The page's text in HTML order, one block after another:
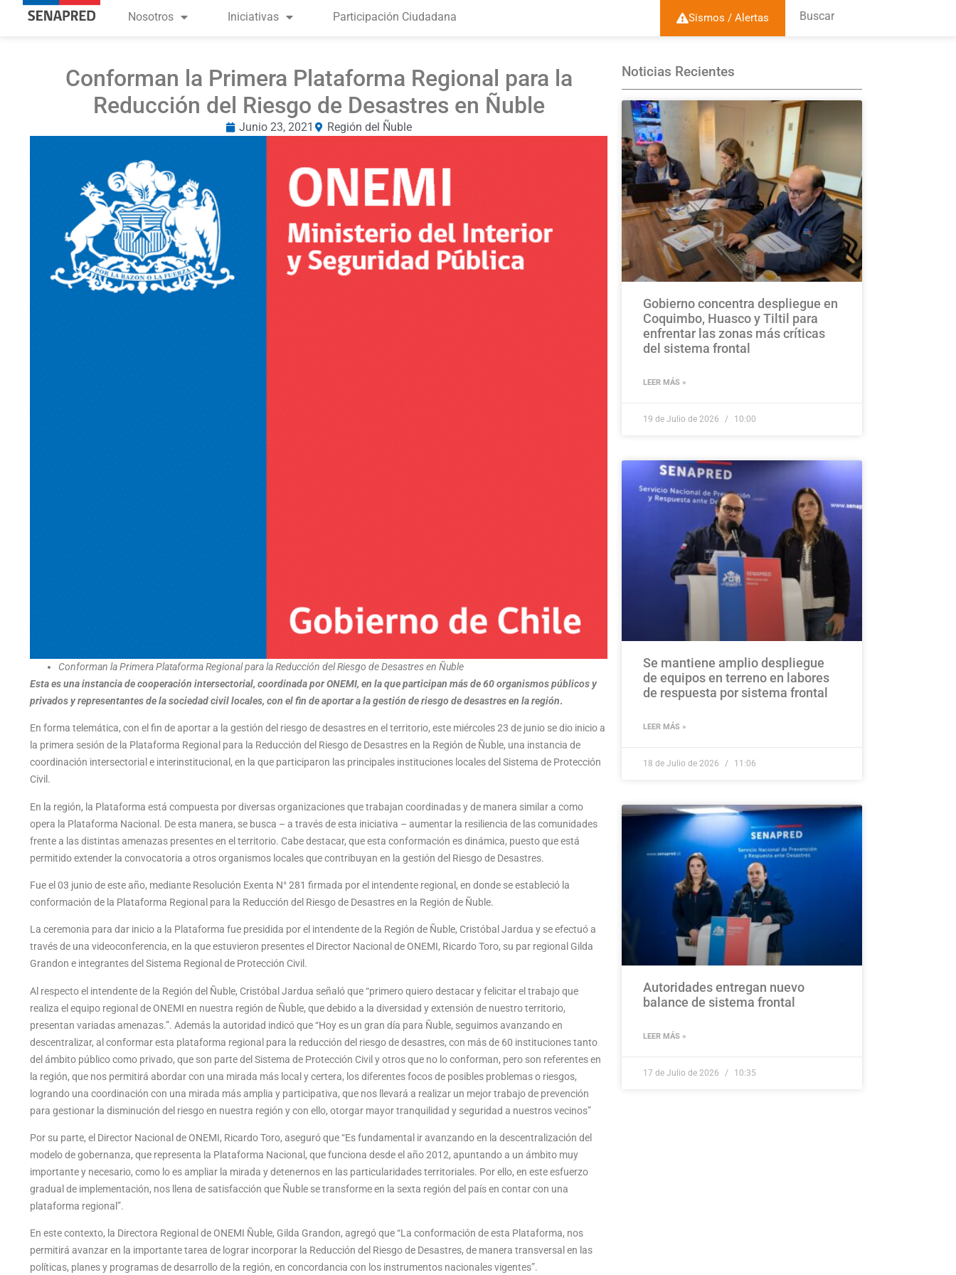
Nosotros Iniciativas Participación Ciudadana Sismos / Alertas Buscar
Conforman la Primera Plataforma Regional para la
Reducción del Riesgo de Desastres en Ñuble
Junio 23, 2021 Región del Ñuble
Conforman la Primera Plataforma Regional para la Reducción del Riesgo de Desastres en Ñuble
Esta es una instancia de cooperación intersectorial, coordinada por ONEMI, en la que participan más de 60 organismos públicos y
privados y representantes de la sociedad civil locales, con el fin de aportar a la gestión de riesgo de desastres en la región.
En forma telemática, con el fin de aportar a la gestión del riesgo de desastres en el territorio, este miércoles 23 de junio se dio inicio a
la primera sesión de la Plataforma Regional para la Reducción del Riesgo de Desastres en la Región de Ñuble, una instancia de
coordinación intersectorial e interinstitucional, en la que participaron las principales instituciones locales del Sistema de Protección
Civil.
En la región, la Plataforma está compuesta por diversas organizaciones que trabajan coordinadas y de manera similar a como
opera la Plataforma Nacional. De esta manera, se busca – a través de esta iniciativa – aumentar la resiliencia de las comunidades
frente a las distintas amenazas presentes en el territorio. Cabe destacar, que esta conformación es dinámica, puesto que está
permitido extender la convocatoria a otros organismos locales que contribuyan en la gestión del Riesgo de Desastres.
Fue el 03 junio de este año, mediante Resolución Exenta N° 281 firmada por el intendente regional, en donde se estableció la
conformación de la Plataforma Regional para la Reducción del Riesgo de Desastres en la Región de Ñuble.
La ceremonia para dar inicio a la Plataforma fue presidida por el intendente de la Región de Ñuble, Cristóbal Jardua y se efectuó a
través de una videoconferencia, en la que estuvieron presentes el Director Nacional de ONEMI, Ricardo Toro, su par regional Gilda
Grandon e integrantes del Sistema Regional de Protección Civil.
Al respecto el intendente de la Región del Ñuble, Cristóbal Jardua señaló que “primero quiero destacar y felicitar el trabajo que
realiza el equipo regional de ONEMI en nuestra región de Ñuble, que debido a la diversidad y extensión de nuestro territorio,
presentan variadas amenazas.”. Además la autoridad indicó que “Hoy es un gran día para Ñuble, seguimos avanzando en
descentralizar, al conformar esta plataforma regional para la reducción del riesgo de desastres, con más de 60 instituciones tanto
del ámbito público como privado, que son parte del Sistema de Protección Civil y otros que no lo conforman, pero son referentes en
la región, que nos permitirá abordar con una mirada más local y certera, los diferentes focos de posibles problemas o riesgos,
logrando una coordinación con una mirada más amplia y participativa, que nos llevará a realizar un mejor trabajo de prevención
para gestionar la disminución del riesgo en nuestra región y con ello, otorgar mayor tranquilidad y seguridad a nuestros vecinos”
Por su parte, el Director Nacional de ONEMI, Ricardo Toro, aseguró que “Es fundamental ir avanzando en la descentralización del
modelo de gobernanza, que representa la Plataforma Nacional, que funciona desde el año 2012, apuntando a un ámbito muy
importante y necesario, como lo es ampliar la mirada y detenernos en las particularidades territoriales. Por ello, en este esfuerzo
gradual de implementación, nos llena de satisfacción que Ñuble se transforme en la sexta región del país en contar con una
plataforma regional”.
En este contexto, la Directora Regional de ONEMI Ñuble, Gilda Grandon, agregó que “La conformación de esta Plataforma, nos
permitirá avanzar en la importante tarea de lograr incorporar la Reducción del Riesgo de Desastres, de manera transversal en las
políticas, planes y programas de desarrollo de la región, en concordancia con los instrumentos nacionales vigentes”.
Noticias Recientes
Gobierno concentra despliegue en
Coquimbo, Huasco y Tiltil para
enfrentar las zonas más críticas
del sistema frontal
LEER MÁS »
19 de Julio de 2026 10:00
Se mantiene amplio despliegue
de equipos en terreno en labores
de respuesta por sistema frontal
LEER MÁS »
18 de Julio de 2026 11:06
Autoridades entregan nuevo
balance de sistema frontal
LEER MÁS »
17 de Julio de 2026 10:35